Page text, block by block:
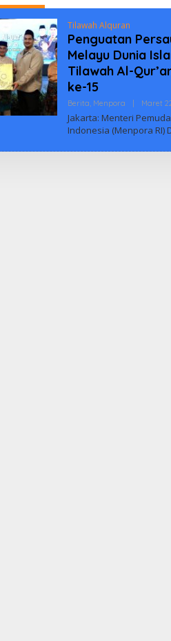
Tilawah Alquran
Penguatan
Melayu Dunia
Tilawah Al-
ke-15
Berita, Menpora Maret
Jakarta: Menteri
Indonesia (Menpora RI)